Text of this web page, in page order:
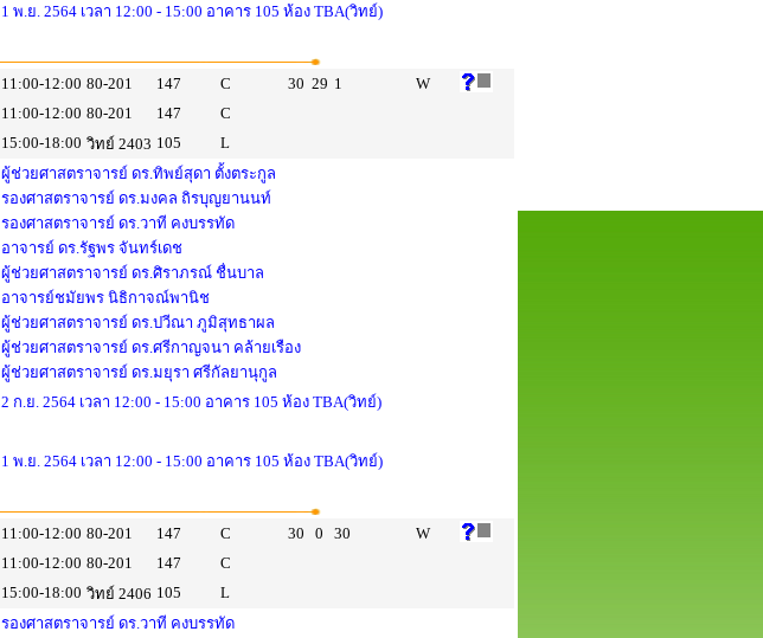
1 พ.ย. 2564 เวลา 12:00 - 15:00 อาคาร 105 ห้อง TBA(วิทย์)
11:00-12:00 80-201 147 C 30 29 1
W
11:00-12:00 80-201 147
C
15:00-18:00 วิทย์ 2403 105
L
ผู้ช่วยศาสตราจารย์ ดร.ทิพย์สุดา ตั้งตระกูล
รองศาสตราจารย์ ดร.มงคล ถิรบุญยานนท์
รองศาสตราจารย์ ดร.วาที คงบรรทัด
อาจารย์ ดร.รัฐพร จันทร์เดช
ผู้ช่วยศาสตราจารย์ ดร.ศิราภรณ์ ชื่นบาล
อาจารย์ชมัยพร นิธิกาจณ์พานิช
ผู้ช่วยศาสตราจารย์ ดร.ปวีณา ภูมิสุทธาผล
ผู้ช่วยศาสตราจารย์ ดร.ศรีกาญจนา คล้ายเรือง
ผู้ช่วยศาสตราจารย์ ดร.มยุรา ศรีกัลยานุกูล
2 ก.ย. 2564 เวลา 12:00 - 15:00 อาคาร 105 ห้อง TBA(วิทย์)
1 พ.ย. 2564 เวลา 12:00 - 15:00 อาคาร 105 ห้อง TBA(วิทย์)
11:00-12:00 80-201 147 C 30 0 30
W
11:00-12:00 80-201 147
C
15:00-18:00 วิทย์ 2406 105
L
รองศาสตราจารย์ ดร.วาที คงบรรทัด